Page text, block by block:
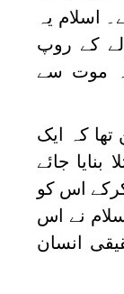
اسلام یہ
کے روپ
موت سے
کہ ایک
جائے
اس کو
نے اس
انسان